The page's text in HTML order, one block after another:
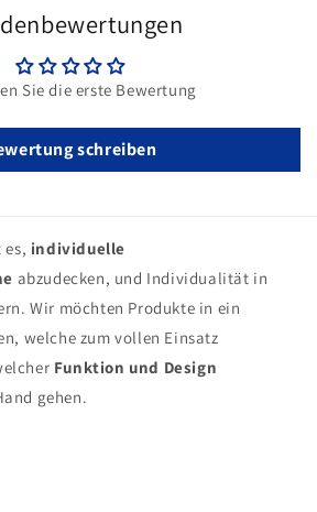
Sie die erste Bewertung
schreiben
es, individuelle
abzudecken, und Individualität in
Wir möchten Produkte in ein
welche zum vollen Einsatz
Funktion und Design
gehen.